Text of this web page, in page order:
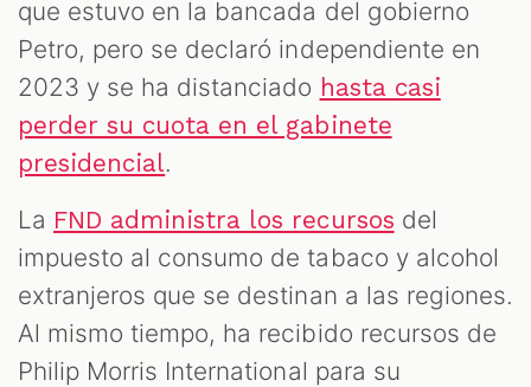
que estuvo en la bancada del gobierno
Petro, pero se declaró independiente en
2023 y se ha distanciado hasta casi
perder su cuota en el gabinete
presidencial.
La FND administra los recursos del
impuesto al consumo de tabaco y alcohol
extranjeros que se destinan a las regiones.
Al mismo tiempo, ha recibido recursos de
Philip Morris International para su